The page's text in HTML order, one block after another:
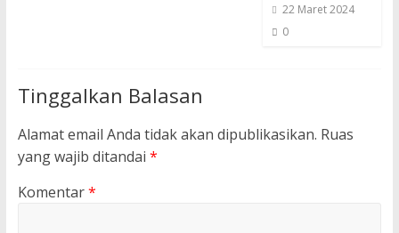
22 Maret 2024
0
Tinggalkan Balasan
Alamat email Anda tidak akan dipublikasikan. Ruas
yang wajib ditandai *
Komentar*